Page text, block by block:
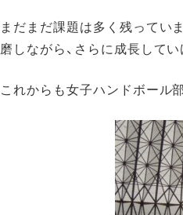
まだまだ課題は多く残ってい
磨しながら、さらに成長して
これからも女子ハンドボール